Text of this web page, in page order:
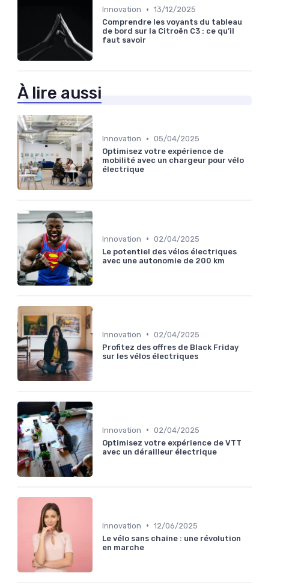
Innovation • 13/12/2025
Comprendre les voyants du tableau
de bord sur la Citroën C3 : ce qu’il
faut savoir
À lire aussi
Innovation • 05/04/2025
Optimisez votre expérience de
mobilité avec un chargeur pour vélo
électrique
Innovation • 02/04/2025
Le potentiel des vélos électriques
avec une autonomie de 200 km
Innovation • 02/04/2025
Profitez des offres de Black Friday
sur les vélos électriques
Innovation • 02/04/2025
Optimisez votre expérience de VTT
avec un dérailleur électrique
Innovation • 12/06/2025
Le vélo sans chaîne : une révolution
en marche